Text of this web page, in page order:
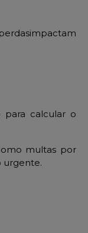
para calcular o
multas por
urgente.